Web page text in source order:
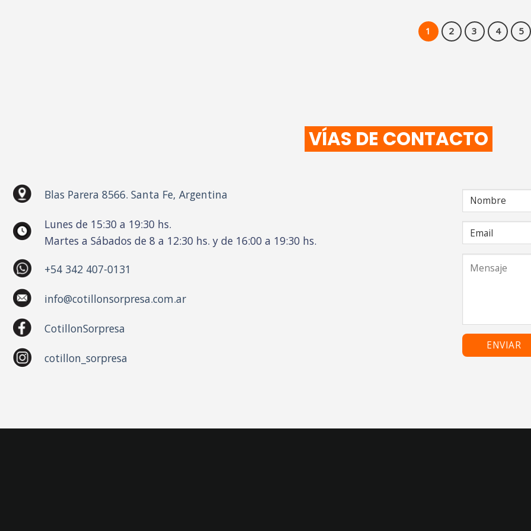
1 2 3 4 5
VÍAS DE CONTACTO
Blas Parera 8566. Santa Fe, Argentina
Lunes de 15:30 a 19:30 hs.
Martes a Sábados de 8 a 12:30 hs. y de 16:00 a 19:30 hs.
+54 342 407-0131
info@cotillonsorpresa.com.ar
CotillonSorpresa
cotillon_sorpresa